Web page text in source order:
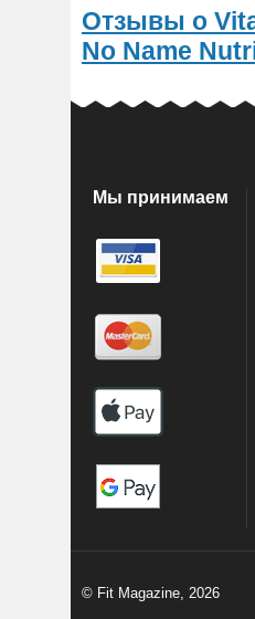
Отзывы о
No Name
Мы принимаем
© Fit Magazine, 2026